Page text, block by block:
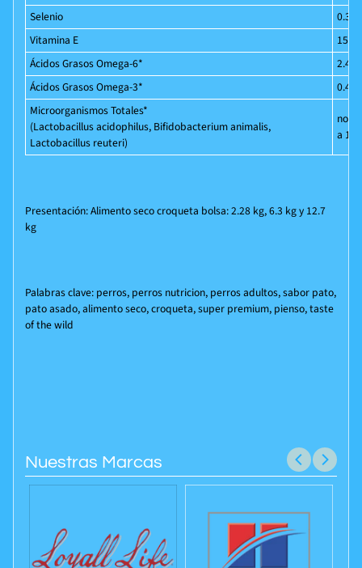
Selenio
0.3
Vitamina E
150
Ácidos Grasos Omega-6*
Ácidos Grasos Omega-3*
Microorganismos Totales*
(Lactobacillus acidophilus, Bifidobacterium animalis,
Lactobacillus reuteri)
not
a
Presentación: Alimento seco croqueta bolsa: 2.28 kg, 6.3 kg y 12.7
kg
Palabras clave: perros, perros nutricion, perros adultos, sabor pato,
pato asado, alimento seco, croqueta, super premium, pienso, taste
of the wild
Nuestras Marcas